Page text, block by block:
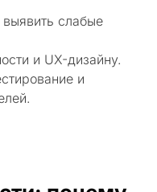
слабые
и UX-дизайну.
и